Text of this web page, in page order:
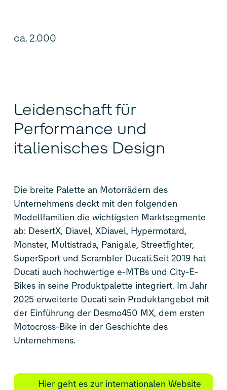
ca. 2.000
Leidenschaft für
Performance und
italienisches Design
Die breite Palette an Motorrädern des
Unternehmens deckt mit den folgenden
Modellfamilien die wichtigsten Marktsegmente
ab: DesertX, Diavel, XDiavel, Hypermotard,
Monster, Multistrada, Panigale, Streetfighter,
SuperSport und Scrambler Ducati.Seit 2019 hat
Ducati auch hochwertige e-MTBs und City-E-
Bikes in seine Produktpalette integriert. Im Jahr
2025 erweiterte Ducati sein Produktangebot mit
der Einführung der Desmo450 MX, dem ersten
Motocross-Bike in der Geschichte des
Unternehmens.
Hier geht es zur internationalen Website